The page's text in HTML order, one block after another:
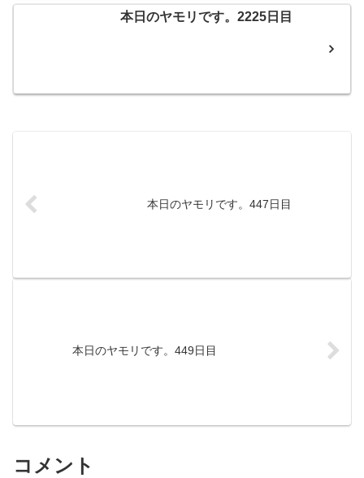
本日のヤモリです。2225日目
本日のヤモリです。447日目
本日のヤモリです。449日目
コメント